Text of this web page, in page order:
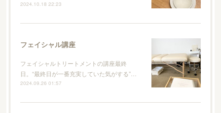
2024.10.18 22:23
フェイシャル講座
フェイシャルトリートメントの講座最終
日。“最終日が一番充実していた気がする”…
2024.09.26 01:57